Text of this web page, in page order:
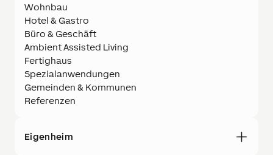
Wohnbau
Hotel & Gastro
Büro & Geschäft
Ambient Assisted Living
Fertighaus
Spezialanwendungen
Gemeinden & Kommunen
Referenzen
Eigenheim